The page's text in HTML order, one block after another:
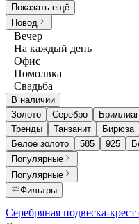
Показать ещё
Повод
Вечер
На каждый день
Офис
Помолвка
Свадьба
В наличии
Золото
Серебро
Тренды
Танзанит Бирюза
Белое золото
585 925
Популярные
Популярные
Фильтры
Серебряная подвеска-